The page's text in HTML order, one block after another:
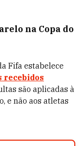
na Copa do
Fifa estabelece
recebidos
são aplicadas à
e não aos atletas